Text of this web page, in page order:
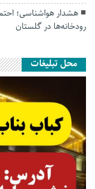
هشدار هواشناسی؛
رودخانه‌ها در گلستان
محل تبلیغات